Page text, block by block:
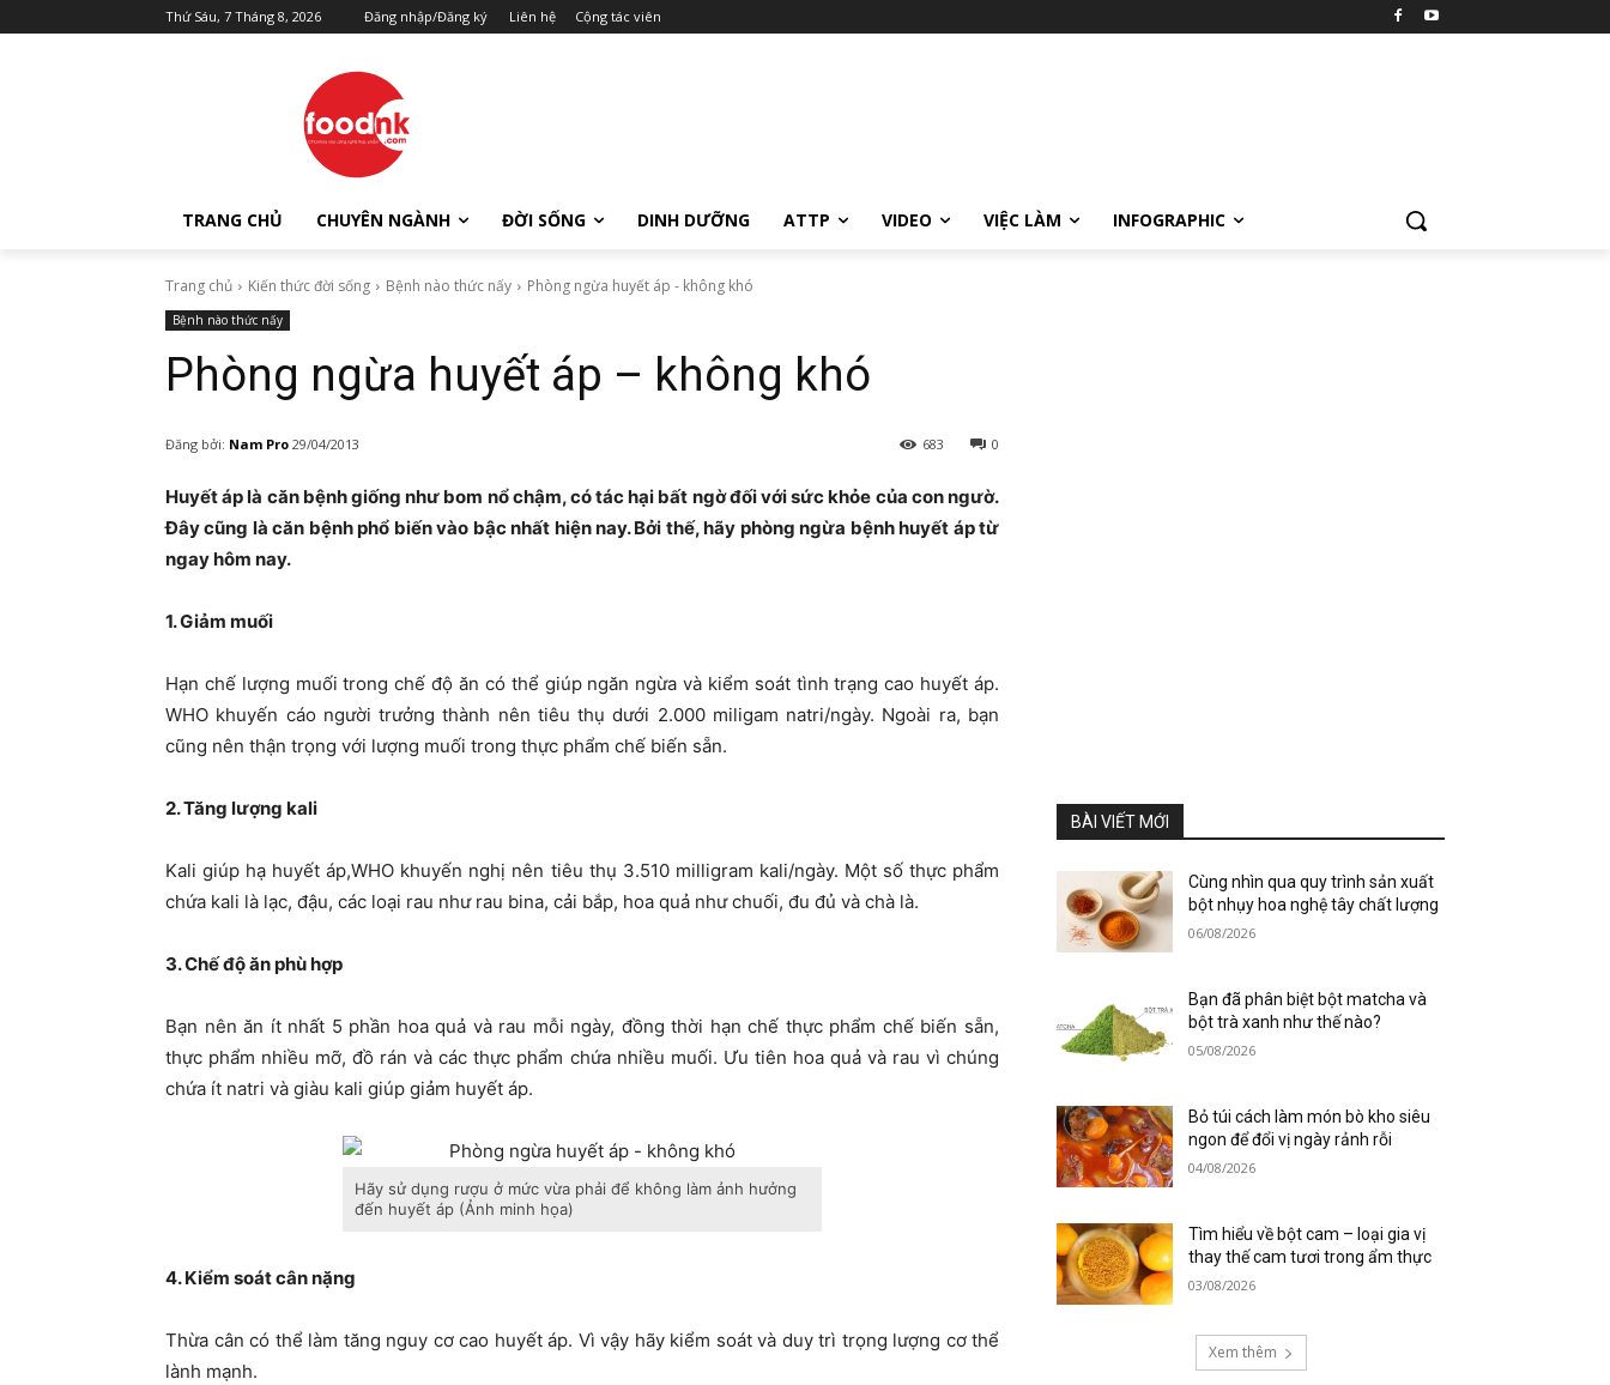
Thứ Sáu, 7 Tháng 8, 2026 Đăng nhập/Đăng ký Liên hệ Cộng tác viên
TRANG CHỦ CHUYÊN NGÀNH ĐỜI SỐNG DINH DƯỠNG ATTP VIDEO VIỆC LÀM INFOGRAPHIC
Trang chủ Kiến thức đời sống Bệnh nào thức nấy Phòng ngừa huyết áp - không khó
Bệnh nào thức nấy
Phòng ngừa huyết áp – không khó
Đăng bởi: Nam Pro 29/04/2013 0
683
Huyết áp là căn bệnh giống như bom nổ chậm, có tác hại bất ngờ đối với sức khỏe của con ngườ.
Đây cũng là căn bệnh phổ biến vào bậc nhất hiện nay. Bởi thế, hãy phòng ngừa bệnh huyết áp từ
ngay hôm nay.
1. Giảm muối
Hạn chế lượng muối trong chế độ ăn có thể giúp ngăn ngừa và kiểm soát tình trạng cao huyết áp.
WHO khuyến cáo người trưởng thành nên tiêu thụ dưới 2.000 miligam natri/ngày. Ngoài ra, bạn
cũng nên thận trọng với lượng muối trong thực phẩm chế biến sẵn.
2. Tăng lượng kali
Kali giúp hạ huyết áp,WHO khuyến nghị nên tiêu thụ 3.510 milligram kali/ngày. Một số thực phẩm
chứa kali là lạc, đậu, các loại rau như rau bina, cải bắp, hoa quả như chuối, đu đủ và chà là.
3. Chế độ ăn phù hợp
Bạn nên ăn ít nhất 5 phần hoa quả và rau mỗi ngày, đồng thời hạn chế thực phẩm chế biến sẵn,
thực phẩm nhiều mỡ, đồ rán và các thực phẩm chứa nhiều muối. Ưu tiên hoa quả và rau vì chúng
chứa ít natri và giàu kali giúp giảm huyết áp.
Hãy sử dụng rượu ở mức vừa phải để không làm ảnh hưởng
đến huyết áp (Ảnh minh họa)
4. Kiểm soát cân nặng
Thừa cân có thể làm tăng nguy cơ cao huyết áp. Vì vậy hãy kiểm soát và duy trì trọng lượng cơ thể
lành mạnh.
BÀI VIẾT MỚI
Cùng nhìn qua quy trình sản xuất
bột nhụy hoa nghệ tây chất lượng
06/08/2026
Bạn đã phân biệt bột matcha và
bột trà xanh như thế nào?
05/08/2026
Bỏ túi cách làm món bò kho siêu
ngon để đổi vị ngày rảnh rỗi
04/08/2026
Tìm hiểu về bột cam – loại gia vị
thay thế cam tươi trong ẩm thực
03/08/2026
Xem thêm